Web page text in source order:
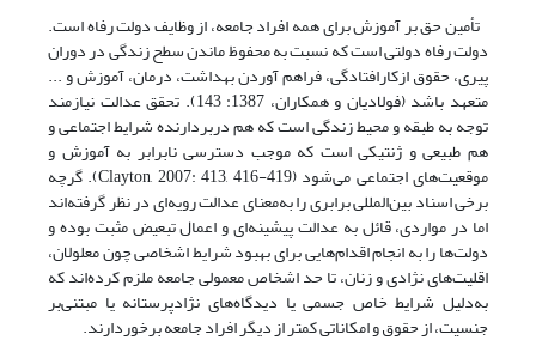
تأمین حق بر آموزش برای همه افراد جامعه، از وظایف دولت رفاه است.
دولت رفاه دولتی است که نسبت به محفوظ ماندن سطح زندگی در دوران
پیری، حقوق از‌کار‌افتادگی، فراهم آوردن بهداشت، درمان، آموزش و ...
متعهد باشد (فولادیان و همکاران، 1387: 143). تحقق عدالت نیازمند
توجه به طبقه و محیط زندگی است که هم دربردارنده‌ شرایط اجتماعی و
هم طبیعی و ژنتیکی است که موجب دسترسی نابرابر به آموزش و
موقعیت‌های اجتماعی می‌شود (Clayton, 2007: 413, 416-419). گرچه
برخی اسناد بین‌المللی برابری را به‌معنای عدالت رویه‌ای در نظر گرفته‌اند
اما در مواردی، قائل به عدالت پیشینه‌ای و اعمال تبعیض مثبت بوده و
دولت‌ها را به انجام اقدام‌هایی برای بهبود شرایط اشخاصیچون معلولان،
اقلیت‌های نژادی و زنان، تا حد اشخاص معمولی جامعه ملزم کرده‌اند که
به‌دلیل شرایط خاص جسمی یا دیدگاه‌های نژادپرستانه یا مبتنی‌بر
جنسیت، از حقوق و امکاناتی کمتر از دیگر افراد جامعه برخوردارند.